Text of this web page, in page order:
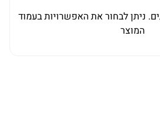
ניתן לבחור את האפשרויות בעמוד
המוצר